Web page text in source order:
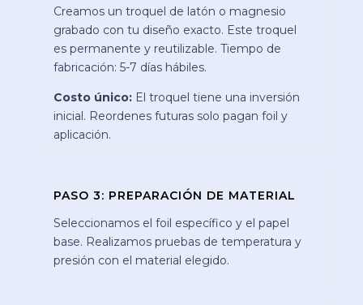
Creamos un troquel de latón o magnesio
grabado con tu diseño exacto. Este troquel
es permanente y reutilizable. Tiempo de
fabricación: 5-7 días hábiles.
Costo único:El troquel tiene una inversión
inicial. Reordenes futuras solo pagan foil y
aplicación.
PASO 3: PREPARACIÓN DE MATERIAL
Seleccionamos el foil específico y el papel
base. Realizamos pruebas de temperatura y
presión con el material elegido.